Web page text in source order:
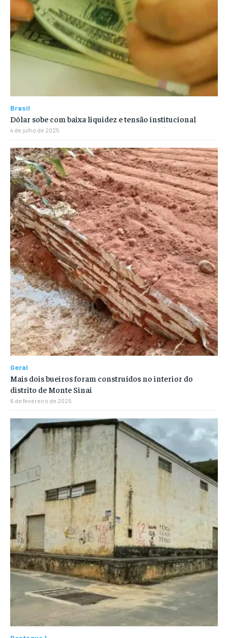
Brasil
Dólar sobe com baixa liquidez e tensão institucional
4 de julho de 2025
Geral
Mais dois bueiros foram construídos no interior do
distrito de Monte Sinai
6 de fevereiro de 2025